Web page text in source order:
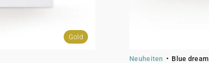
Gold
Neuheiten Blue dream